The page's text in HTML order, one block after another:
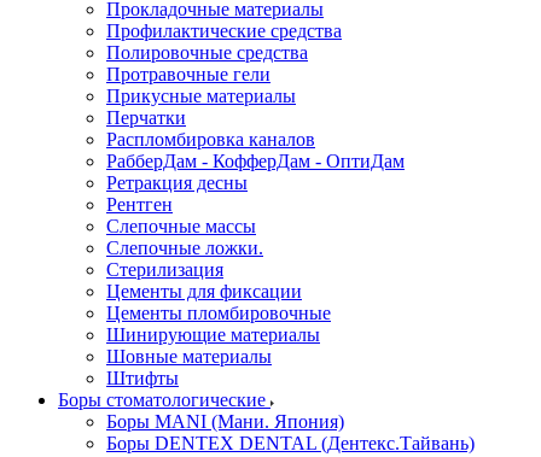
Прокладочные материалы
Профилактические средства
Полировочные средства
Протравочные гели
Прикусные материалы
Перчатки
Распломбировка каналов
РабберДам - КофферДам - ОптиДам
Ретракция десны
Рентген
Слепочные массы
Слепочные ложки.
Стерилизация
Цементы для фиксации
Цементы пломбировочные
Шинирующие материалы
Шовные материалы
Штифты
Боры стоматологические
Боры MANI (Мани. Япония)
Боры DENTEX DENTAL (Дентекс.Тайвань)